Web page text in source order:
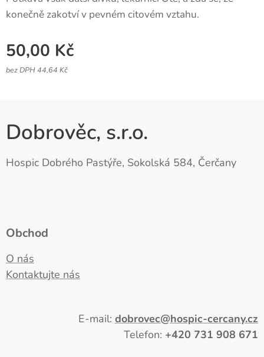
konečně zakotví v pevném citovém vztahu.
50,00 Kč
bez DPH 44,64 Kč
Dobrověc, s.r.o.
Hospic Dobrého Pastýře, Sokolská 584, Čerčany
Obchod
O nás
Kontaktujte nás
E-mail: dobrovec@hospic-cercany.cz
Telefon: +420 731 908 671